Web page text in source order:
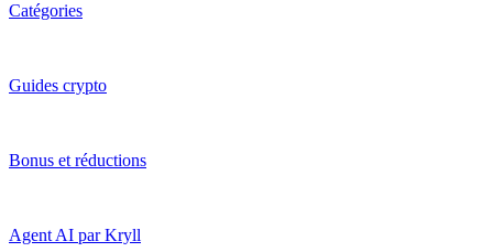
Catégories
Guides crypto
Bonus et réductions
Agent AI par Kryll